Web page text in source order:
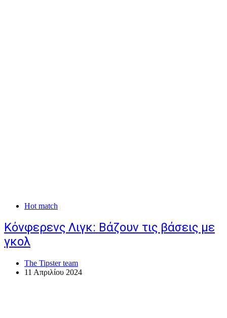
Hot match
Κόνφερενς Λιγκ: Βάζουν τις βάσεις με
γκολ
The Tipster team
11 Απριλίου 2024